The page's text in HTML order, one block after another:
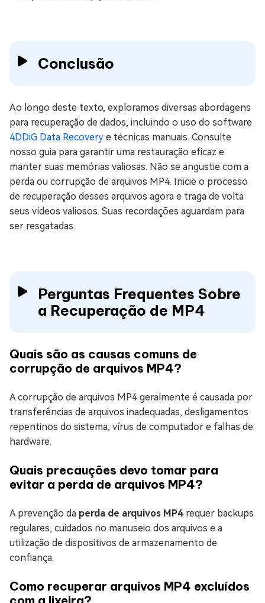
Conclusão
Ao longo deste texto, exploramos diversas abordagens
para recuperação de dados, incluindo o uso do software
4DDiG Data Recovery e técnicas manuais. Consulte
nosso guia para garantir uma restauração eficaz e
manter suas memórias valiosas. Não se angustie com a
perda ou corrupção de arquivos MP4. Inicie o processo
de recuperação desses arquivos agora e traga de volta
seus vídeos valiosos. Suas recordações aguardam para
ser resgatadas.
Perguntas Frequentes Sobre
a Recuperação de MP4
Quais são as causas comuns de
corrupção de arquivos MP4?
A corrupção de arquivos MP4 geralmente é causada por
transferências de arquivos inadequadas, desligamentos
repentinos do sistema, vírus de computador e falhas de
hardware.
Quais precauções devo tomar para
evitar a perda de arquivos MP4?
A prevenção da perda de arquivos MP4 requer backups
regulares, cuidados no manuseio dos arquivos e a
utilização de dispositivos de armazenamento de
confiança.
Como recuperar arquivos MP4 excluídos